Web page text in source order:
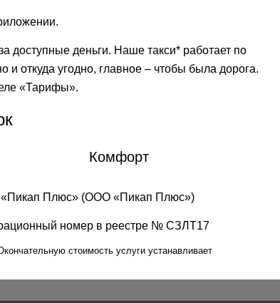
доступные деньги. Наше такси* работает по
и откуда угодно, главное – чтобы была дорога.
«Тарифы».
Комфорт
«Пикап Плюс» (ООО «Пикап Плюс»)
номер в реестре № СЗЛТ17
стоимость услуги устанавливает